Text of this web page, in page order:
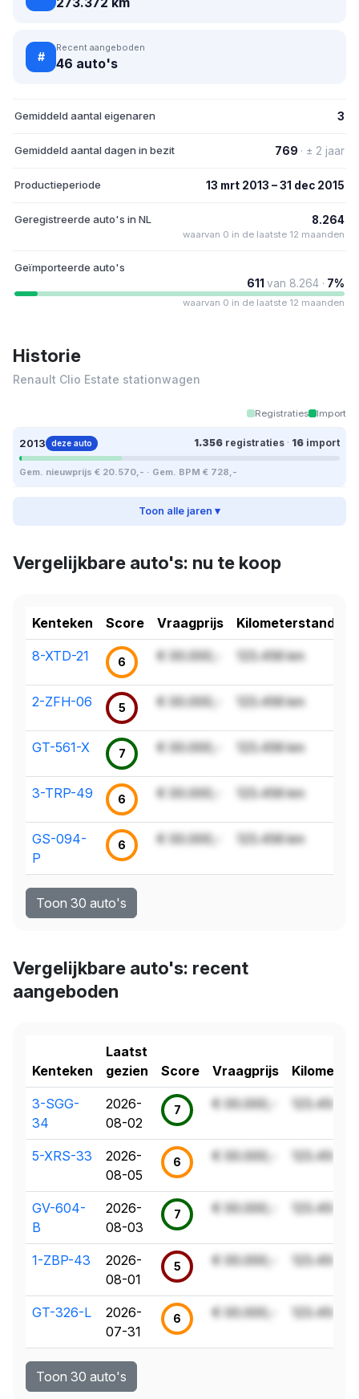
#
Recent aangeboden
46 auto's
Gemiddeld aantal eigenaren 3
Gemiddeld aantal dagen in bezit 769 · ± 2 jaar
Productieperiode 13 mrt 2013 – 31 dec 2015
Geregistreerde auto's in NL 8.264
waarvan 0 in de laatste 12 maanden
Geïmporteerde auto's
611 van 8.264 · 7%
waarvan 0 in de laatste 12 maanden
Historie
Renault Clio Estate stationwagen
Registraties Import
2013 deze auto 1.356 registraties · 16 import
Gem. nieuwprijs € 20.570,- · Gem. BPM € 728,-
Toon alle jaren ▾
Vergelijkbare auto's: nu te koop
Kenteken Score Vraagprijs Kilometerstand
8-XTD-21 6 € 00.000,- 123.456 km
2-ZFH-06 5 € 00.000,- 123.456 km
GT-561-X 7 € 00.000,- 123.456 km
3-TRP-49 6 € 00.000,- 123.456 km
GS-094-
P
6 € 00.000,- 123.456 km
Toon 30 auto's
Vergelijkbare auto's: recent
aangeboden
Kenteken
Laatst
gezien
Score Vraagprijs
3-SGG-
34
2026-
08-02
7 € 00.000,- 123.456 km
5-XRS-33
2026-
08-05
6 € 00.000,- 123.456 km
GV-604-
B
2026-
08-03
7 € 00.000,- 123.456 km
1-ZBP-43
2026-
08-01
5 € 00.000,- 123.456 km
GT-326-L
2026-
07-31
6 € 00.000,- 123.456 km
Toon 30 auto's